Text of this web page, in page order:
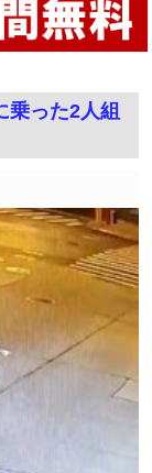
乗った2人組